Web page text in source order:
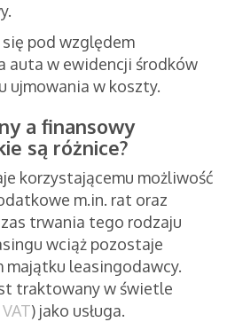
pod względem
auta w ewidencji środków
ujmowania w koszty.
a finansowy
są różnice?
korzystającemu możliwość
m.in. rat oraz
trwania tego rodzaju
wciąż pozostaje
majątku leasingodawcy.
traktowany w świetle
) jako usługa.